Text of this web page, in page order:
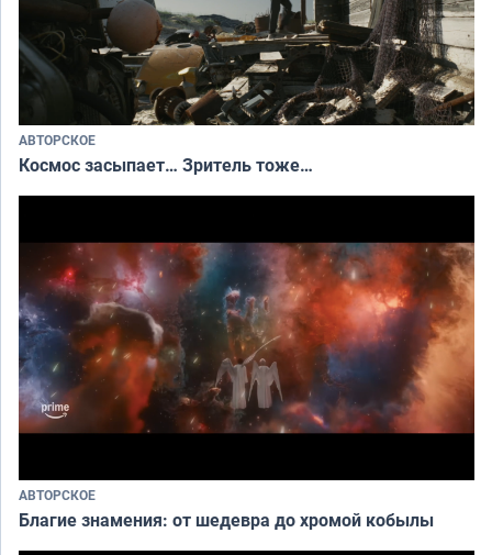
АВТОРСКОЕ
Космос засыпает… Зритель тоже…
АВТОРСКОЕ
Благие знамения: от шедевра до хромой кобылы